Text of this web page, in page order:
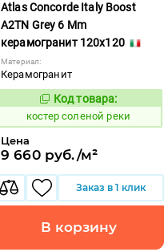
Atlas Concorde Italy Boost
A2TN Grey 6 Mm
керамогранит 120x120
Материал:
Керамогранит
808579
Код товара:
костер соленой реки
Цена
9 660 руб./м²
Заказ в 1 клик
В корзину